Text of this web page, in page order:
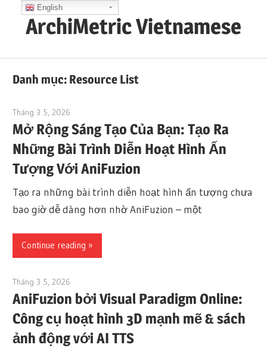
ArchiMetric Vietnamese
Ops,
Agile
and
More
Danh mục: Resource List
Tháng 3 5, 2026
Mở Rộng Sáng Tạo Của Bạn: Tạo Ra
Những Bài Trình Diễn Hoạt Hình Ấn
Tượng Với AniFuzion
Tạo ra những bài trình diễn hoạt hình ấn tượng chưa
bao giờ dễ dàng hơn nhờ AniFuzion – một
Continue reading
Tháng 3 5, 2026
AniFuzion bởi Visual Paradigm Online:
Công cụ hoạt hình 3D mạnh mẽ & sách
ảnh động với AI TTS
English